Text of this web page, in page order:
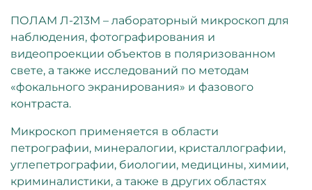
ПОЛАМ Л-213М – лабораторный микроскоп для
наблюдения, фотографирования и
видеопроекции объектов в поляризованном
свете, а также исследований по методам
«фокального экранирования» и фазового
контраста.
Микроскоп применяется в области
петрографии, минералогии, кристаллографии,
углепетрографии, биологии, медицины, химии,
криминалистики, а также в других областях